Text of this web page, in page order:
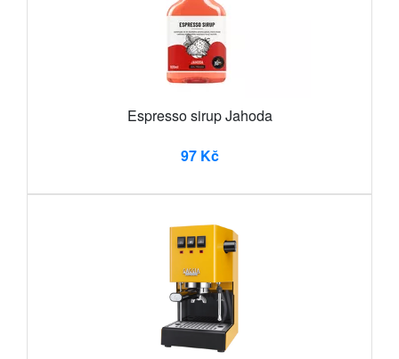
Espresso sirup Jahoda
97 Kč